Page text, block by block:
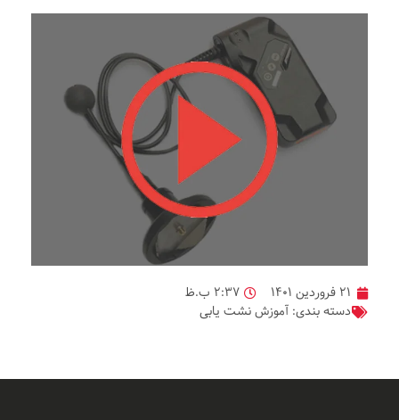
۲۱ فروردین ۱۴۰۱
۲:۳۷ ب.ظ
دسته بندی: آموزش نشت یابی